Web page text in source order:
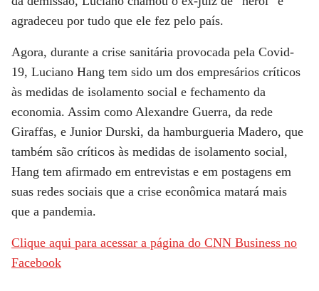
agradeceu por tudo que ele fez pelo país.
Agora, durante a crise sanitária provocada pela Covid-
19, Luciano Hang tem sido um dos empresários críticos
às medidas de isolamento social e fechamento da
economia. Assim como Alexandre Guerra, da rede
Giraffas, e Junior Durski, da hamburgueria Madero, que
também são críticos às medidas de isolamento social,
Hang tem afirmado em entrevistas e em postagens em
suas redes sociais que a crise econômica matará mais
que a pandemia.
Clique aqui para acessar a página do CNN Business no
Facebook